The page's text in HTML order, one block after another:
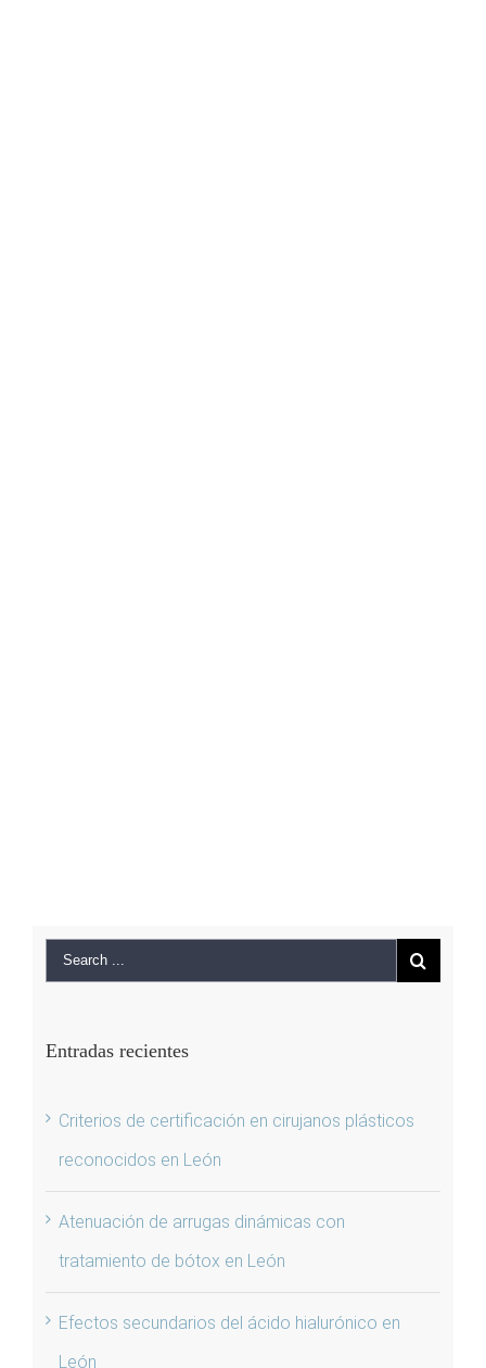
Entradas recientes
Criterios de certificación en cirujanos plásticos
reconocidos en León
Atenuación de arrugas dinámicas con
tratamiento de bótox en León
Efectos secundarios del ácido hialurónico en
León